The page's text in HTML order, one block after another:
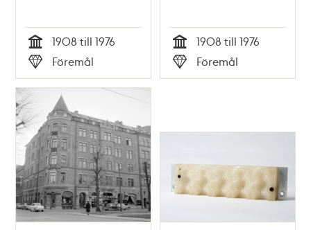
Tid
1908 till 1976
Typ
Föremål Tid
1908 till 1976
Typ
Föremål